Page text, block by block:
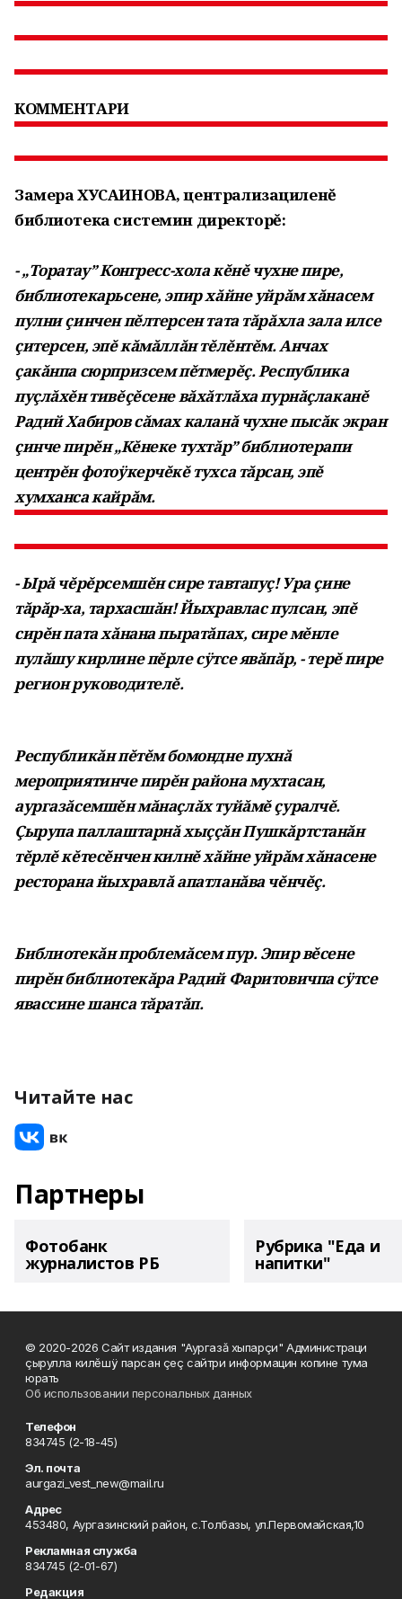
КОММЕНТАРИ
Замера ХУСАИНОВА, централизациленĕ
библиотека системин директорĕ:
- „Торатау” Конгресс-хола кĕнĕ чухне пире,
библиотекарьсене, эпир хăйне уйрăм хăнасем
пулни çинчен пĕлтерсен тата тăрăхла зала илсе
çитерсен, эпĕ кăмăллăн тĕлĕнтĕм. Анчах
çакăнпа сюрпризсем пĕтмерĕç. Республика
пуçлăхĕн тивĕçĕсене вăхăтлăха пурнăçлаканĕ
Радий Хабиров сăмах каланă чухне пысăк экран
çинче пирĕн „Кĕнеке тухтăр” библиотерапи
центрĕн фотоÿкерчĕкĕ тухса тăрсан, эпĕ
хумханса кайрăм.
- Ырă чĕрĕрсемшĕн сире тавтапуç! Ура çине
тăрăр-ха, тархасшăн! Йыхравлас пулсан, эпĕ
сирĕн пата хăнана пыратăпах, сире мĕнле
пулăшу кирлине пĕрле сÿтсе явăпăр, - терĕ пире
регион руководителĕ.
Республикăн пĕтĕм бомондне пухнă
мероприятинче пирĕн района мухтасан,
аургазăсемшĕн мăнаçлăх туйăмĕ çуралчĕ.
Çырупа паллаштарнă хыççăн Пушкăртстанăн
тĕрлĕ кĕтесĕнчен килнĕ хăйне уйрăм хăнасене
ресторана йыхравлă апатланăва чĕнчĕç.
Библиотекăн проблемăсем пур. Эпир вĕсене
пирĕн библиотекăра Радий Фаритовичпа сÿтсе
явассине шанса тăратăп.
Читайте нас
Партнеры
Фотобанк
журналистов РБ
Рубрика "Еда и
напитки"
© 2020-2026 Сайт издания "Аургазă хыпарçи" Администраци
çырулла килĕшÿ парсан çеç сайтри информацин копине тума
юрать
Об использовании персональных данных
Телефон
834745 (2-18-45)
Эл. почта
aurgazi_vest_new@mail.ru
Адрес
453480, Аургазинский район, с.Толбазы, ул.Первомайская,10
Рекламная служба
834745 (2-01-67)
Редакция